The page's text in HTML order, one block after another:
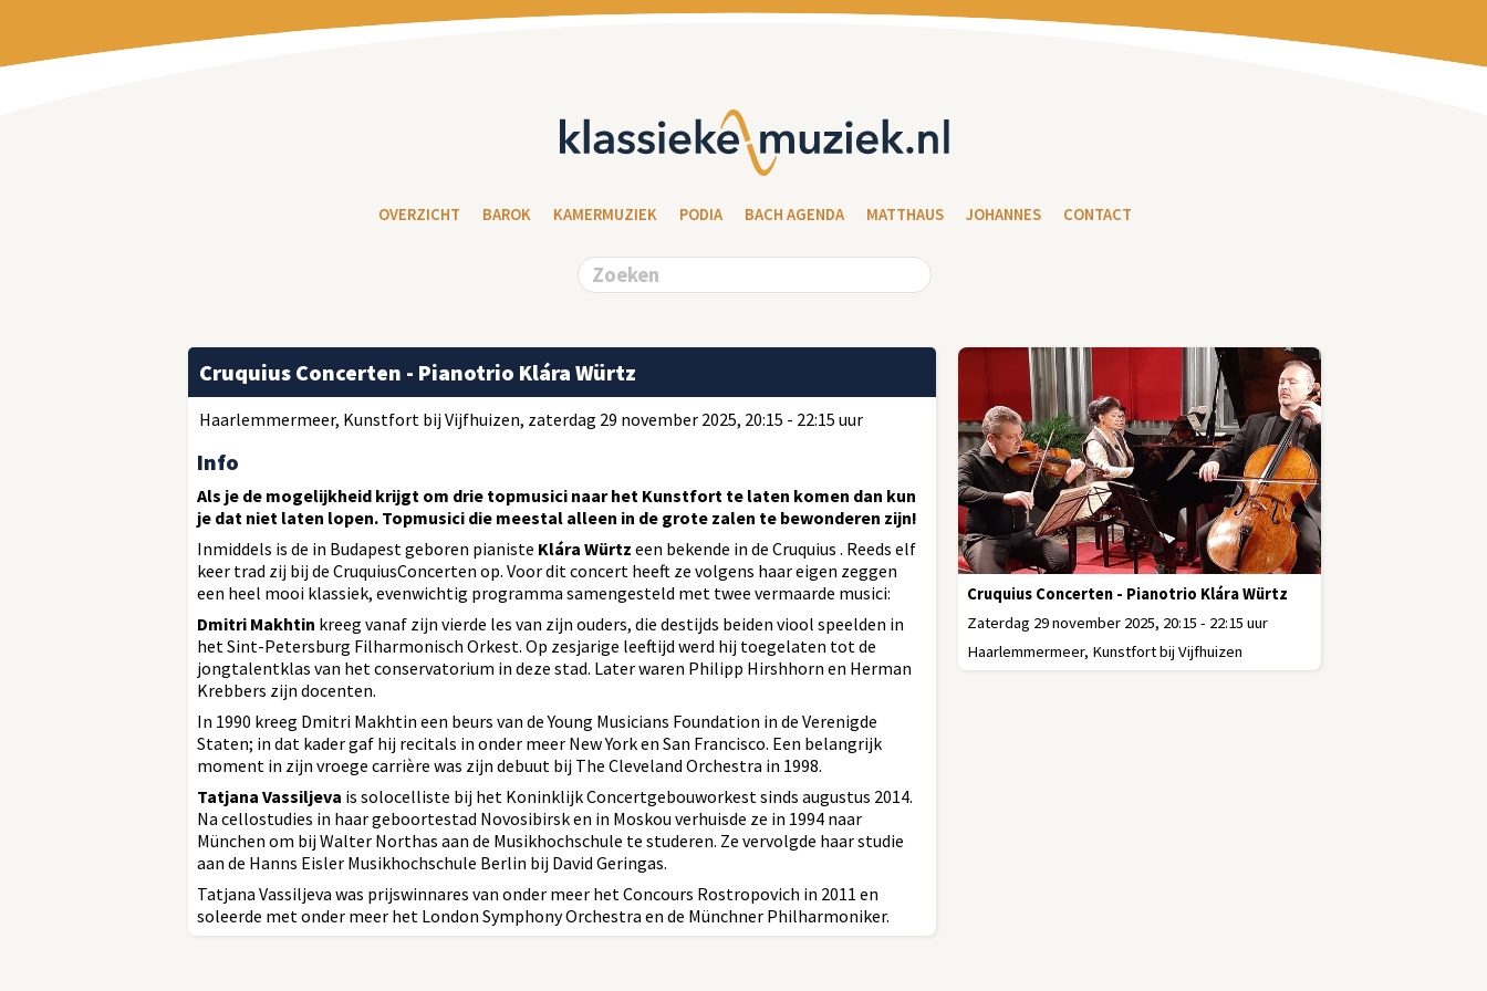
OVERZICHT BAROK KAMERMUZIEK PODIA BACH AGENDA MATTHAUS JOHANNES CONTACT
Cruquius Concerten - Pianotrio Klára Würtz
Zaterdag 29 november 2025, 20:15 - 22:15 uur
Haarlemmermeer, Kunstfort bij Vijfhuizen
Cruquius Concerten - Pianotrio Klára Würtz
Haarlemmermeer, Kunstfort bij Vijfhuizen, zaterdag 29 november 2025, 20:15 - 22:15 uur
Info
Als je de mogelijkheid krijgt om drie topmusici naar het Kunstfort te laten komen dan kun
je dat niet laten lopen. Topmusici die meestal alleen in de grote zalen te bewonderen zijn!
Inmiddels is de in Budapest geboren pianiste Klára Würtz een bekende in de Cruquius . Reeds elf
keer trad zij bij de CruquiusConcerten op. Voor dit concert heeft ze volgens haar eigen zeggen
een heel mooi klassiek, evenwichtig programma samengesteld met twee vermaarde musici:
Dmitri Makhtin kreeg vanaf zijn vierde les van zijn ouders, die destijds beiden viool speelden in
het Sint-Petersburg Filharmonisch Orkest. Op zesjarige leeftijd werd hij toegelaten tot de
jongtalentklas van het conservatorium in deze stad. Later waren Philipp Hirshhorn en Herman
Krebbers zijn docenten.
In 1990 kreeg Dmitri Makhtin een beurs van de Young Musicians Foundation in de Verenigde
Staten; in dat kader gaf hij recitals in onder meer New York en San Francisco. Een belangrijk
moment in zijn vroege carrière was zijn debuut bij The Cleveland Orchestra in 1998.
Tatjana Vassiljeva is solocelliste bij het Koninklijk Concertgebouworkest sinds augustus 2014.
Na cellostudies in haar geboortestad Novosibirsk en in Moskou verhuisde ze in 1994 naar
München om bij Walter Northas aan de Musikhochschule te studeren. Ze vervolgde haar ­studie
aan de Hanns Eisler Musikhochschule ­Berlin bij David Geringas.
Tatjana Vassiljeva was prijswinnares van onder meer het Concours Rostropovich in 2011 en
soleerde met onder meer het London Symphony Orchestra en de Münchner Philharmoniker.